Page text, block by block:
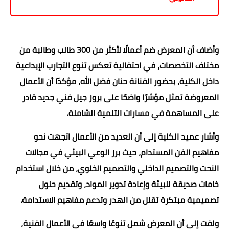
وأضاف أن المعرض ضم أعمالًا لأكثر من 300 طالب وطالبة من
مختلف التخصصات، في احتفالية تعكس تنوع التجارب الإبداعية
داخل الكلية، بحضور الفنانة حنان فضل الله، مؤكدًا أن الأعمال
المعروضة تمثل مؤشرًا واضحًا على بروز جيل فني جديد قادر
على المساهمة في مسارات التنمية الشاملة.
وأشار عميد الكلية إلى أن العديد من الأعمال اتجهت نحو
مفاهيم الفن المستدام، حيث برز الوعي البيئي في مجالات
النحت والتصميم الداخلي والتصميم الخلوي، من خلال استخدام
خامات صديقة للبيئة وإعادة تدوير المواد، وتقديم حلول
تصميمية مبتكرة تقلل من الهدر وتدعم مفاهيم الاستدامة.
ولفت إلى أن المعرض شمل تنوعًا واسعًا في الأعمال الفنية،